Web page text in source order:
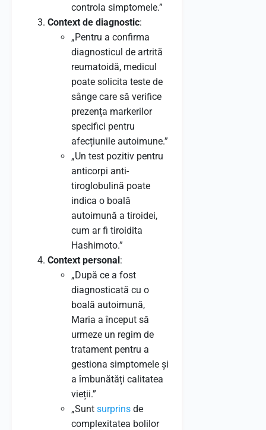
controla simptomele.”
Context de diagnostic:
„Pentru a confirma
diagnosticul de artrită
reumatoidă, medicul
poate solicita teste de
sânge care să verifice
prezența markerilor
specifici pentru
afecțiunile autoimune.”
„Un test pozitiv pentru
anticorpi anti-
tiroglobulină poate
indica o boală
autoimună a tiroidei,
cum ar fi tiroidita
Hashimoto.”
Context personal:
„După ce a fost
diagnosticată cu o
boală autoimună,
Maria a început să
urmeze un regim de
tratament pentru a
gestiona simptomele și
a îmbunătăți calitatea
vieții.”
„Sunt surprins de
complexitatea bolilor